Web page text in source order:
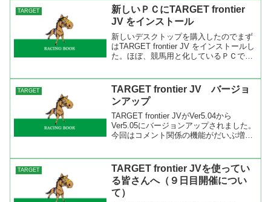
は問題なく再生が出来ました。レースリ
プレ...
TARGET
新しいＰＣにTARGET frontier
JV をインストール
新しいデスクトップを購入したのでまず
はTARGET frontier JV をインストールし
た。ほぼ、競馬用と化しているＰＣです
たので、「JRA-VAN Data La...
TARGET
TARGET frontier JV バージョ
ンアップ
TARGET frontier JVがVer5.04から
Ver5.05にバージョンアップされました。
今回はコメント関係の機能がだいぶ増え
よっては逃げが有利だったり、追い...
TARGET
TARGET frontier JVを使ってい
る皆さんへ（９日目開催につい
て）